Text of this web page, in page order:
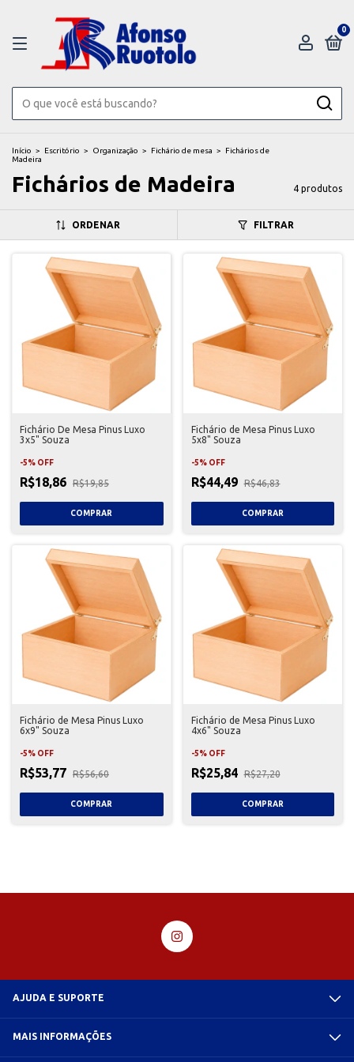
0
Início > Escritório > Organização > Fichário de mesa >
Fichários de
Madeira
Fichários de Madeira 4 produtos
ORDENAR FILTRAR
Fichário De Mesa Pinus Luxo
3x5" Souza
-5% OFF
R$18,86 R$19,85
Fichário de Mesa Pinus Luxo
5x8" Souza
-5% OFF
R$44,49 R$46,83
Fichário de Mesa Pinus Luxo
6x9" Souza
-5% OFF
R$53,77 R$56,60
Fichário de Mesa Pinus Luxo
4x6" Souza
-5% OFF
R$25,84 R$27,20
AJUDA E SUPORTE
MAIS INFORMAÇÕES